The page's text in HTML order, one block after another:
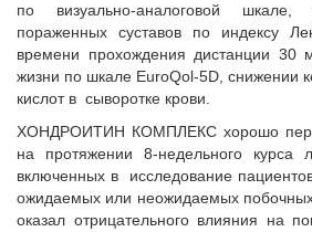
по визуально-аналоговой шкале,
пораженных суставов по индексу
времени прохождения дистанции 30
жизни по шкале EuroQol-5D, снижении
кислот в сыворотке крови.
ХОНДРОИТИН КОМПЛЕКС хорошо
на протяжении 8-недельного курса
включенных в исследование
ожидаемых или неожидаемых
оказал отрицательного влияния на